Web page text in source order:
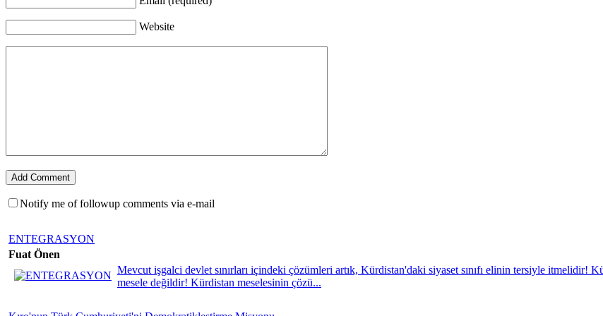
Website
Notify me of followup comments via e-mail
ENTEGRASYON
Fuat Önen
Mevcut işgalci devlet sınırları içindeki çözümleri artık, Kürdistan'daki siyaset sınıfı elinin tersiyle itmelidir!
mesele değildir! Kürdistan meselesinin çözü...